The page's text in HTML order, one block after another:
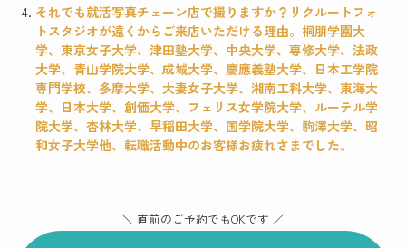
それでも就活写真チェーン店で撮りますか？リクルートフォ
トスタジオが遠くからご来店いただける理由。桐朋学園大
学、東京女子大学、津田塾大学、中央大学、専修大学、法政
大学、青山学院大学、成城大学、慶應義塾大学、日本工学院
専門学校、多摩大学、大妻女子大学、湘南工科大学、東海大
学、日本大学、創価大学、フェリス女学院大学、ルーテル学
院大学、杏林大学、早稲田大学、国学院大学、駒澤大学、昭
和女子大学他、転職活動中のお客様お疲れさまでした。
＼ 直前のご予約でもOKです ／